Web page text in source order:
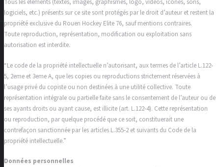
Tous les éléments (textes, images, graphismes, logo, vidéos, icônes, sons,
logiciels, etc.) présents sur ce site sont protégés par le droit d’auteur et restent la
propriété exclusive du Rouen Hockey Elite 76, sauf mentions contraires.
Toute reproduction, représentation, modification ou exploitation sans
autorisation est interdite.
“Le code de la propriété intellectuelle n’autorisant, aux termes de l’article L.122-
5, 2eme et 3eme A, que les copies ou reproductions strictement réservées à
l’usage privé du copiste ou non destinées à une utilité collective. Toute
représentation intégrale ou partielle faite sans le consentement de l’auteur ou de
ses ayants droits ou ayant cause, est illicite (art. L.122-4). Cette représentation
ou reproduction, par quelque procédé que ce soit, constituerait une
contrefaçon sanctionnée par les articles L.355-2 et suivants du Code de la
propriété intellectuelle.”
Données personnelles